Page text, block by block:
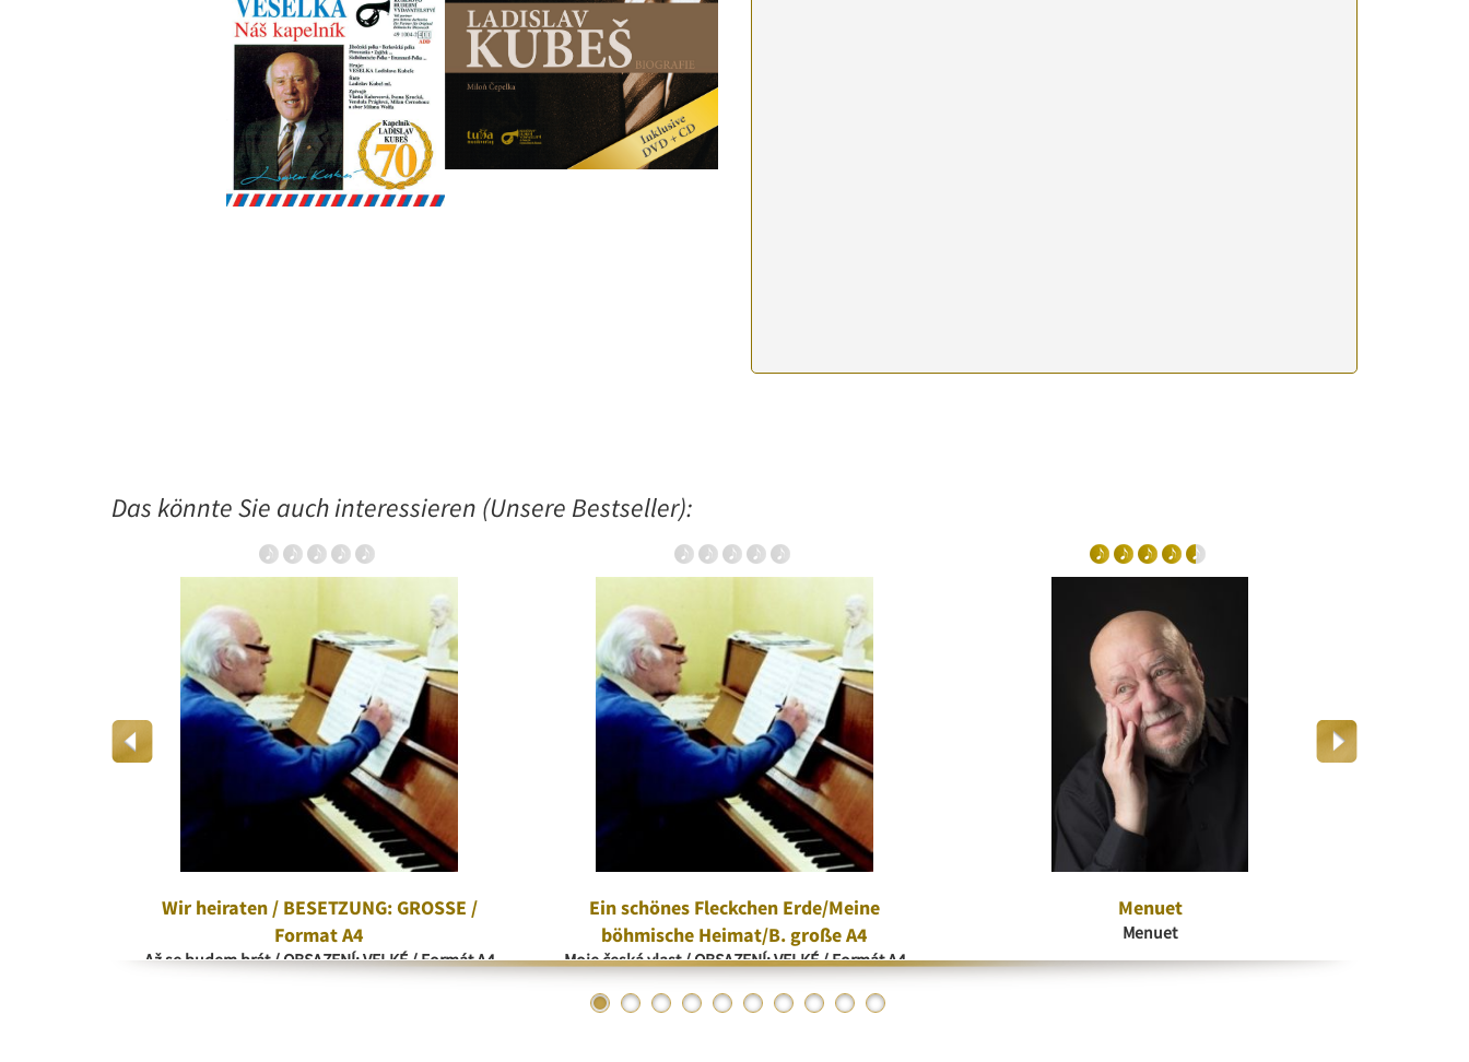
Das könnte Sie auch interessieren (Unsere Bestseller):
Wir heiraten / BESETZUNG: GROSSE /
Format A4
Až se budem brát / OBSAZENÍ: VELKÉ / Formát A4
Ein schönes Fleckchen Erde/Meine
böhmische Heimat/B. große A4
Moje česká vlast / OBSAZENÍ: VELKÉ / Formát A4
Menuet
Menuet